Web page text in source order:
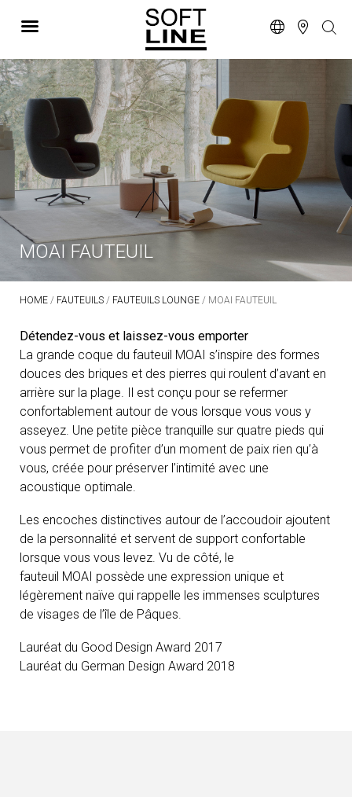
MOAI FAUTEUIL
HOME / FAUTEUILS / FAUTEUILS LOUNGE / MOAI FAUTEUIL
Détendez-vous et laissez-vous emporter
La grande coque du fauteuil MOAI s’inspire des formes
douces des briques et des pierres qui roulent d’avant en
arrière sur la plage. Il est conçu pour se refermer
confortablement autour de vous lorsque vous vous y
asseyez. Une petite pièce tranquille sur quatre pieds qui
vous permet de profiter d’un moment de paix rien qu’à
vous, créée pour préserver l’intimité avec une
acoustique optimale.
Les encoches distinctives autour de l’accoudoir ajoutent
de la personnalité et servent de support confortable
lorsque vous vous levez. Vu de côté, le
fauteuil MOAI possède une expression unique et
légèrement naïve qui rappelle les immenses sculptures
de visages de l’île de Pâques.
Lauréat du Good Design Award 2017
Lauréat du German Design Award 2018